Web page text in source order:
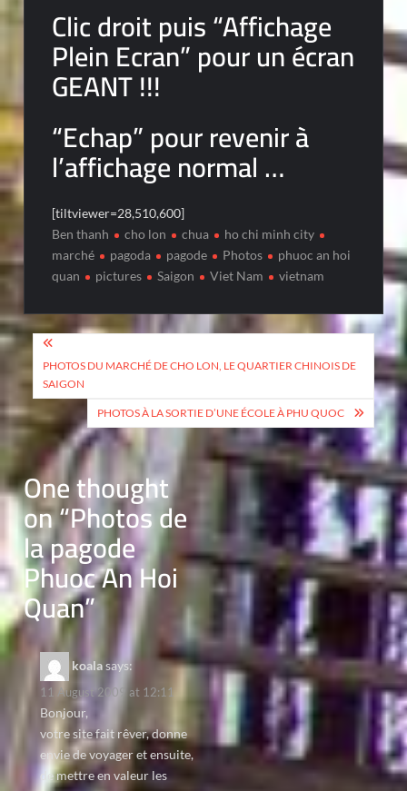
Clic droit puis “Affichage
Plein Ecran” pour un écran
GEANT !!!
“Echap” pour revenir à
l’affichage normal …
[tiltviewer=28,510,600]
Ben thanh
cho lon chua
ho chi minh city
marché
pagoda pagode Photos
phuoc an hoi
quan
pictures Saigon Viet Nam vietnam
Post
navigation
PHOTOS DU MARCHÉ DE CHO LON, LE QUARTIER CHINOIS DE
SAIGON
PHOTOS À LA SORTIE D’UNE ÉCOLE À PHU QUOC
One thought
on “Photos de
la pagode
Phuoc An Hoi
Quan”
koala says:
11 August 2009 at 12:11
Bonjour,
votre site fait rêver, donne
envie de voyager et ensuite,
de mettre en valeur les